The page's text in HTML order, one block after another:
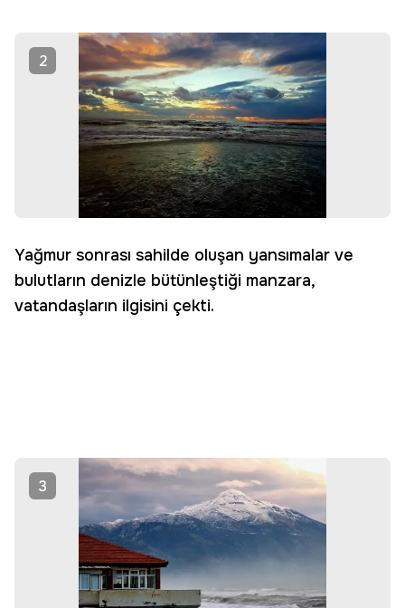
2
Yağmur sonrası sahilde oluşan yansımalar ve
bulutların denizle bütünleştiği manzara,
vatandaşların ilgisini çekti.
3